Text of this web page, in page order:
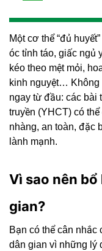
Một cơ thể “đủ
óc tỉnh táo, giấc ngủ
kéo theo mệt mỏi,
kinh nguyệt… Không
ngay từ đầu: các bài
truyền (YHCT) có
nhàng, an toàn, đặc
lành mạnh.
Vì sao nên
gian?
Bạn có thể cân
dân gian vì những lý